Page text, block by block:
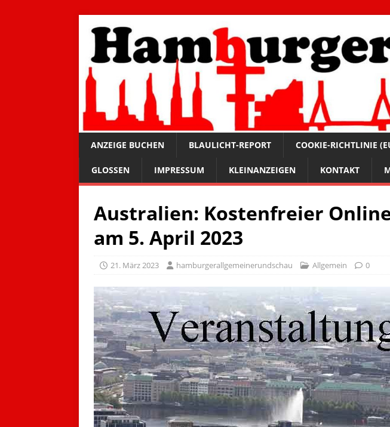
ANZEIGE BUCHEN BLAULICHT-REPORT COOKIE-RICHTLINIE
GLOSSEN IMPRESSUM KLEINANZEIGEN KONTAKT
Australien: Kostenfreier
am 5. April 2023
21. März 2023 hamburgerallgemeinerundschau Allgemein 0